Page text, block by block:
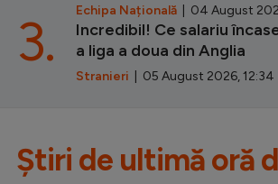
Echipa Națională | 04 August
Incredibil! Ce salariu
a liga a doua din Anglia
Stranieri | 05 August 2026, 12:34
3.
Știri de ultimă oră